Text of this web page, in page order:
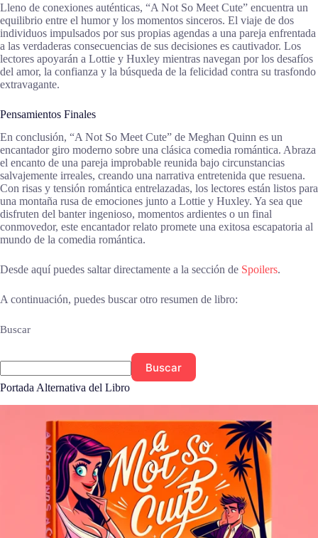
Lleno de conexiones auténticas, “A Not So Meet Cute” encuentra un
equilibrio entre el humor y los momentos sinceros. El viaje de dos
individuos impulsados por sus propias agendas a una pareja enfrentada
a las verdaderas consecuencias de sus decisiones es cautivador. Los
lectores apoyarán a Lottie y Huxley mientras navegan por los desafíos
del amor, la confianza y la búsqueda de la felicidad contra su trasfondo
extravagante.
Pensamientos Finales
En conclusión, “A Not So Meet Cute” de Meghan Quinn es un
encantador giro moderno sobre una clásica comedia romántica. Abraza
el encanto de una pareja improbable reunida bajo circunstancias
salvajemente irreales, creando una narrativa entretenida que resuena.
Con risas y tensión romántica entrelazadas, los lectores están listos para
una montaña rusa de emociones junto a Lottie y Huxley. Ya sea que
disfruten del banter ingenioso, momentos ardientes o un final
conmovedor, este encantador relato promete una exitosa escapatoria al
mundo de la comedia romántica.
Desde aquí puedes saltar directamente a la sección de Spoilers.
A continuación, puedes buscar otro resumen de libro:
Buscar
Buscar
Portada Alternativa del Libro